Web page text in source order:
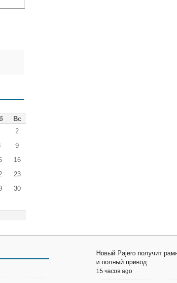
Вс
2
9
16
23
30
Новый Pajero получит
и полный привод
15 часов ago